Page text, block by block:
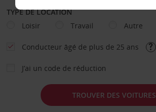
TYPE DE LOCATION
Loisir
Travail Autre
Conducteur âgé de plus de 25 ans
J’ai un code de réduction
TROUVER DES VOITURES